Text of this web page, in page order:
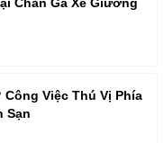
Chăn Ga Xe Giường
Công Việc Thú Vị Phía
Sạn